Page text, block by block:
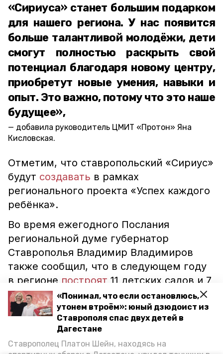
«Понимал, что если остановлюсь,
утонем втроём»: юный дзюдоист из
Ставрополя спас двух детей в
Дагестане
Ставрополец Платон Шейн, находясь на
«Сириуса» станет большим подарком
для нашего региона. У нас появится
больше талантливой молодёжи, дети
смогут полностью раскрыть свой
потенциал благодаря новому центру,
приобретут новые умения, навыки и
опыт. Это важно, потому что это наше
будущее»,
добавила руководитель ЦМИТ «Протон» Яна
Кисловская.
Отметим, что ставропольский «Сириус»
будут создавать в рамках
регионального проекта «Успех каждого
ребёнка».
Во время ежегодного Послания
региональной думе губернатор
Ставрополья Владимир Владимиров
также сообщил, что в следующем году
в регионе построят 11 детских садов и 7
новых школ.
ставропольский край владимир владимиров
послание губернатора ессентуки